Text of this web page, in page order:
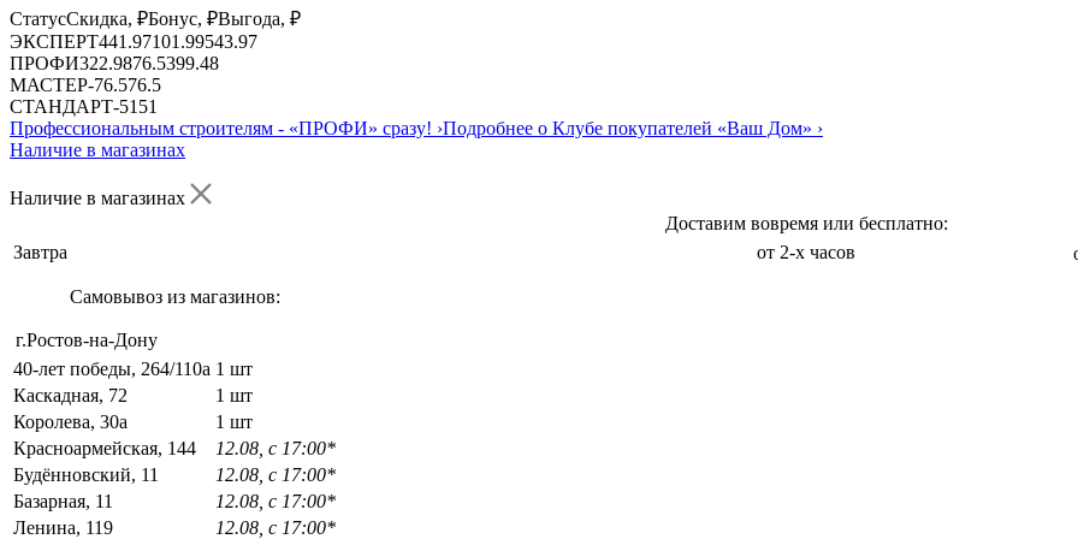
СтатусСкидка, ₽Бонус, ₽Выгода, ₽
ЭКСПЕРТ441.97101.99543.97
ПРОФИ322.9876.5399.48
МАСТЕР-76.576.5
СТАНДАРТ-51 51
Профессиональным строителям - «ПРОФИ» сразу! ›Подробнее о Клубе покупателей «Ваш Дом» ›
Наличие в магазинах
Наличие в магазинах
Доставим вовремя или бесплатно:
Завтра
от 2-х часов
Самовывоз из магазинов:
г.Ростов-на-Дону
40-лет победы, 264/110а 1 шт
Каскадная, 72
1 шт
Королева, 30а
1 шт
Красноармейская, 144
12.08, с 17:00*
Будённовский, 11
12.08, с 17:00*
Базарная, 11
12.08, с 17:00*
Ленина, 119
12.08, с 17:00*